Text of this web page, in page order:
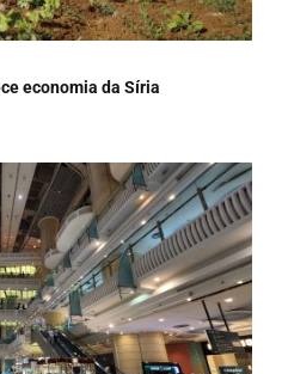
economia da Síria